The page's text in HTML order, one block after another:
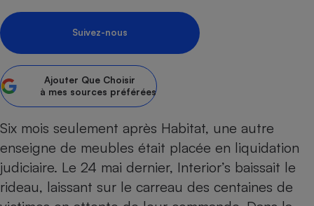
Suivez-nous
Ajouter Que Choisir
à mes sources préférées
Six mois seulement après Habitat, une autre
enseigne de meubles était placée en liquidation
judiciaire. Le 24 mai dernier, Interior’s baissait le
rideau, laissant sur le carreau des centaines de
bouteille
Banque
Petit électroménager -
Téléviseur
Matelas
Antimoustique